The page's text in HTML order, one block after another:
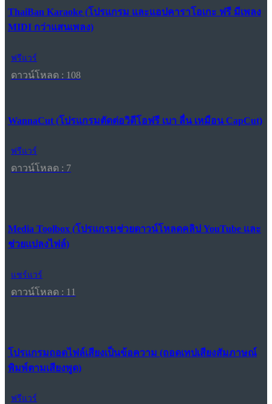
ThaiBan Karaoke (โปรแกรม และแอปคาราโอเกะ ฟรี มีเพลง
MIDI กว่าแสนเพลง)
ฟรีแวร์
ดาวน์โหลด : 108
WannaCut (โปรแกรมตัดต่อวิดีโอฟรี เบา ลื่น เหมือน CapCut)
ฟรีแวร์
ดาวน์โหลด : 7
Media Toolbox (โปรแกรมช่วยดาวน์โหลดคลิป YouTube และ
ช่วยแปลงไฟล์)
แชร์แวร์
ดาวน์โหลด : 11
โปรแกรมถอดไฟล์เสียงเป็นข้อความ (ถอดเทปเสียงสัมภาษณ์
พิมพ์ตามเสียงพูด)
ฟรีแวร์